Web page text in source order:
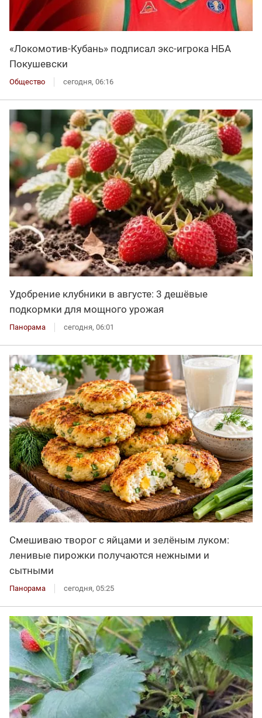
«Локомотив-Кубань» подписал экс-игрока НБА
Покушевски
Общество сегодня, 06:16
Удобрение клубники в августе: 3 дешёвые
подкормки для мощного урожая
Панорама сегодня, 06:01
Смешиваю творог с яйцами и зелёным луком:
ленивые пирожки получаются нежными и
сытными
Панорама сегодня, 05:25